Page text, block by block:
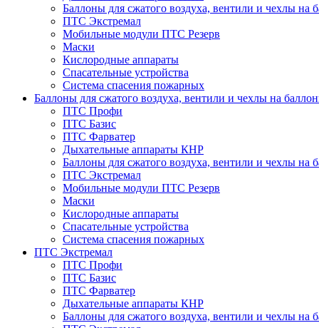
Баллоны для сжатого воздуха, вентили и чехлы на
ПТС Экстремал
Мобильные модули ПТС Резерв
Маски
Кислородные аппараты
Спасательные устройства
Система спасения пожарных
Баллоны для сжатого воздуха, вентили и чехлы на
ПТС Профи
ПТС Базис
ПТС Фарватер
Дыхательные аппараты КНР
Баллоны для сжатого воздуха, вентили и чехлы на
ПТС Экстремал
Мобильные модули ПТС Резерв
Маски
Кислородные аппараты
Спасательные устройства
Система спасения пожарных
ПТС Экстремал
ПТС Профи
ПТС Базис
ПТС Фарватер
Дыхательные аппараты КНР
Баллоны для сжатого воздуха, вентили и чехлы на